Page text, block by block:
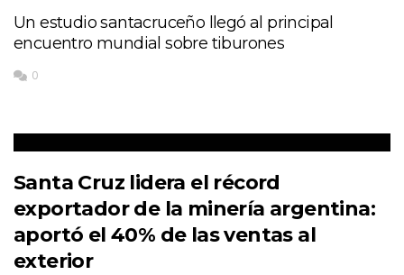
Un estudio santacruceño llegó al principal
encuentro mundial sobre tiburones
0
Santa Cruz lidera el récord
exportador de la minería argentina:
aportó el 40% de las ventas al
exterior